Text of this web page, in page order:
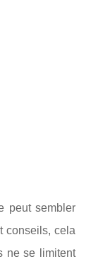
peut sembler
conseils, cela
ne se limitent